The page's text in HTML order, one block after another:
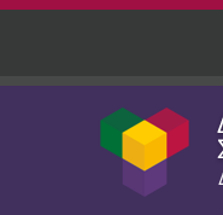
Παράκαμψη προς το κυρίως